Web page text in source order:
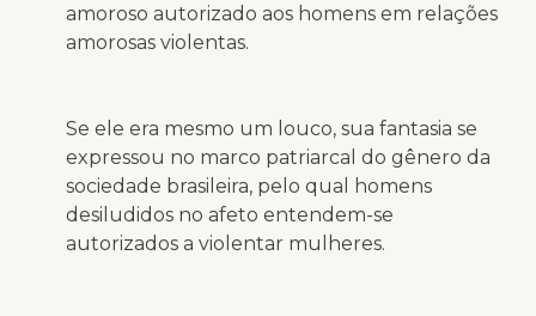
amoroso autorizado aos homens em relações
amorosas violentas.
Se ele era mesmo um louco, sua fantasia se
expressou no marco patriarcal do gênero da
sociedade brasileira, pelo qual homens
desiludidos no afeto entendem-se
autorizados a violentar mulheres.